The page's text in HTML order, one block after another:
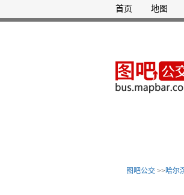
首页 地图
图吧公交 >>哈尔